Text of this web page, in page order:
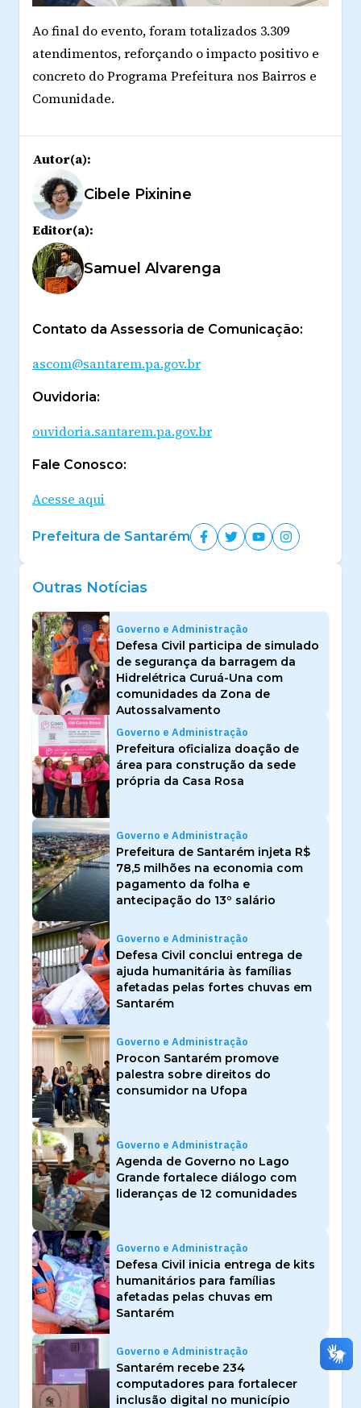
Ao final do evento, foram totalizados 3.309
atendimentos, reforçando o impacto positivo e
concreto do Programa Prefeitura nos Bairros e
Comunidade.
Autor(a):
Cibele Pixinine
Editor(a):
Samuel Alvarenga
Contato da Assessoria de Comunicação:
ascom@santarem.pa.gov.br
Ouvidoria:
ouvidoria.santarem.pa.gov.br
Fale Conosco:
Acesse aqui
Prefeitura de Santarém
Outras Notícias
Governo e Administração
Defesa Civil participa de simulado
de segurança da barragem da
Hidrelétrica Curuá-Una com
comunidades da Zona de
Autossalvamento
Governo e Administração
Prefeitura oficializa doação de
área para construção da sede
própria da Casa Rosa
Governo e Administração
Prefeitura de Santarém injeta R$
78,5 milhões na economia com
pagamento da folha e
antecipação do 13º salário
Governo e Administração
Defesa Civil conclui entrega de
ajuda humanitária às famílias
afetadas pelas fortes chuvas em
Santarém
Governo e Administração
Procon Santarém promove
palestra sobre direitos do
consumidor na Ufopa
Governo e Administração
Agenda de Governo no Lago
Grande fortalece diálogo com
lideranças de 12 comunidades
Governo e Administração
Defesa Civil inicia entrega de kits
humanitários para famílias
afetadas pelas chuvas em
Santarém
Governo e Administração
Santarém recebe 234
computadores para fortalecer
inclusão digital no município